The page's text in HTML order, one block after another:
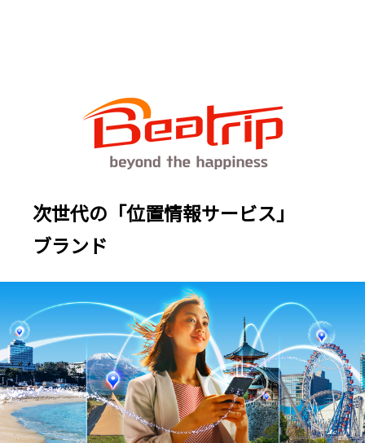
次世代の「位置情報サービス」
ブランド